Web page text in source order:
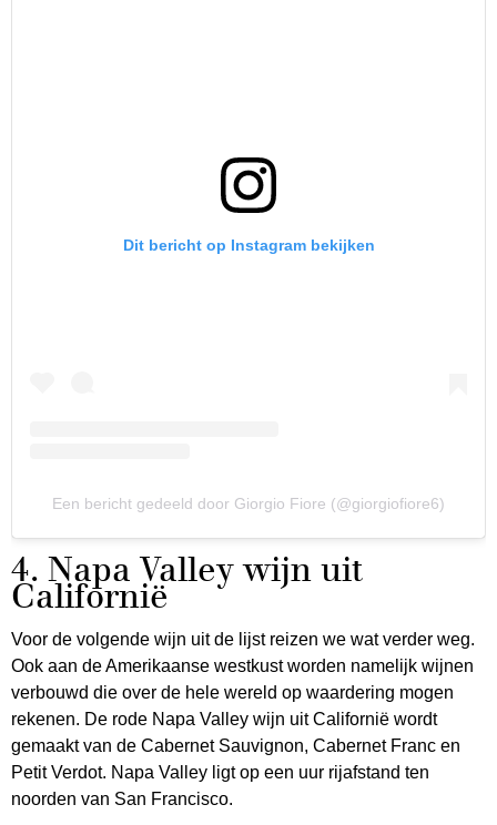
Dit bericht op Instagram bekijken
Een bericht gedeeld door Giorgio Fiore (@giorgiofiore6)
4. Napa Valley wijn uit
Californië
Voor de volgende wijn uit de lijst reizen we wat verder weg.
Ook aan de Amerikaanse westkust worden namelijk wijnen
verbouwd die over de hele wereld op waardering mogen
rekenen. De rode Napa Valley wijn uit Californië wordt
gemaakt van de Cabernet Sauvignon, Cabernet Franc en
Petit Verdot. Napa Valley ligt op een uur rijafstand ten
noorden van San Francisco.